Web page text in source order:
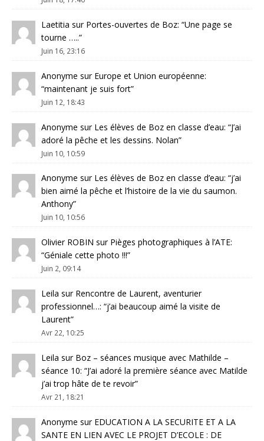
Laetitia sur Portes-ouvertes de Boz: “Une page se
tourne …..”
Juin 16, 23:16
Anonyme sur Europe et Union européenne:
“maintenant je suis fort”
Juin 12, 18:43
Anonyme sur Les élèves de Boz en classe d’eau: “J’ai
adoré la pêche et les dessins. Nolan”
Juin 10, 10:59
Anonyme sur Les élèves de Boz en classe d’eau: “j’ai
bien aimé la pêche et l’histoire de la vie du saumon.
Anthony”
Juin 10, 10:56
Olivier ROBIN sur Pièges photographiques à l’ATE:
“Géniale cette photo !!!”
Juin 2, 09:14
Leila sur Rencontre de Laurent, aventurier
professionnel…: “j’ai beaucoup aimé la visite de
Laurent”
Avr 22, 10:25
Leila sur Boz – séances musique avec Mathilde –
séance 10: “J’ai adoré la première séance avec Matilde
j’ai trop hâte de te revoir”
Avr 21, 18:21
Anonyme sur EDUCATION A LA SECURITE ET A LA
SANTE EN LIEN AVEC LE PROJET D’ECOLE : DE